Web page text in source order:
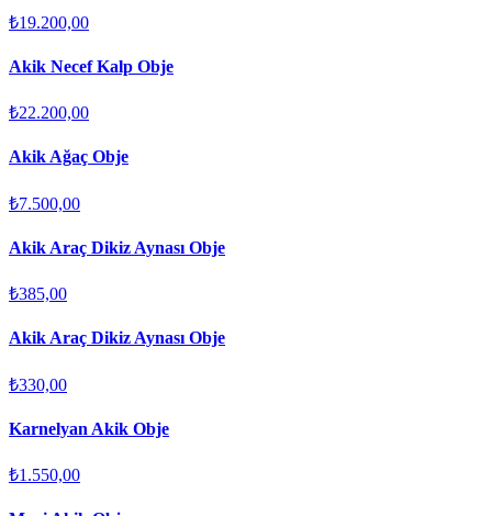
₺19.200,00
Akik Necef Kalp Obje
₺22.200,00
Akik Ağaç Obje
₺7.500,00
Akik Araç Dikiz Aynası Obje
₺385,00
Akik Araç Dikiz Aynası Obje
₺330,00
Karnelyan Akik Obje
₺1.550,00